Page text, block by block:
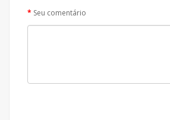
Seu comentário